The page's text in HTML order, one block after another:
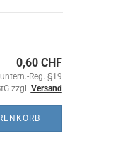
0,60 CHF
Reg. §19
zzgl. Versand